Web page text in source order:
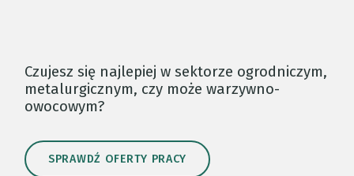
Czujesz się najlepiej w sektorze ogrodniczym,
metalurgicznym, czy może warzywno-
owocowym?
SPRAWDŹ OFERTY PRACY